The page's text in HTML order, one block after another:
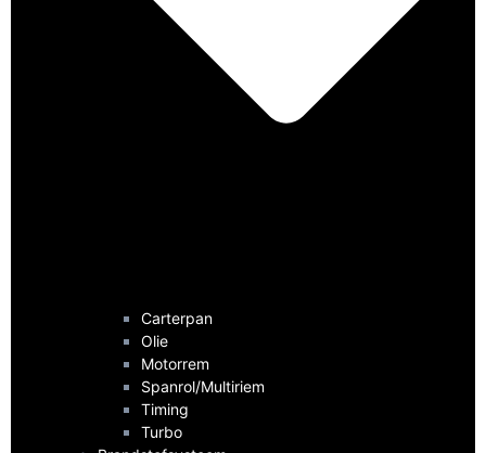
Carterpan
Olie
Motorrem
Spanrol/Multiriem
Timing
Turbo